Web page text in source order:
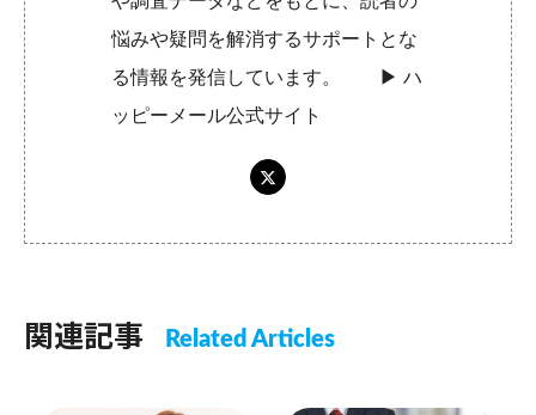
悩みや疑問を解消するサポートとな
る情報を発信しています。 ▶︎ハ
ッピーメール公式サイト
関連記事 Related Articles